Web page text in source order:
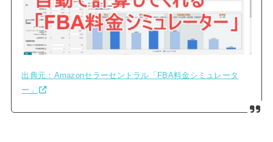
出典元：Amazonセラーセントラル「FBA料金シミュレータ
ー」